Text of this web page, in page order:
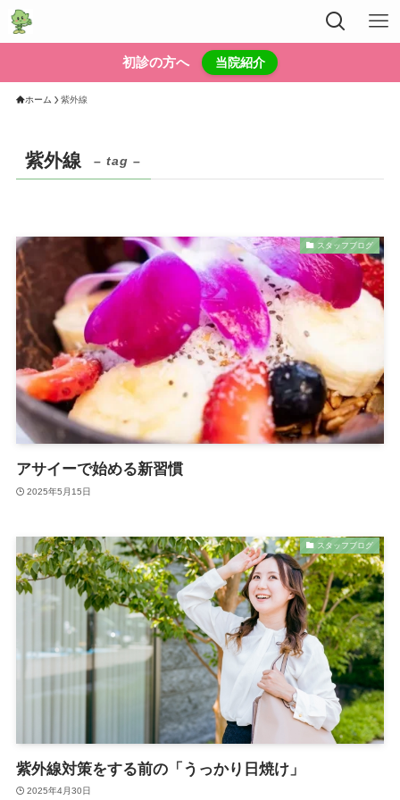
初診の方へ 当院紹介
ホーム 紫外線
紫外線 – tag –
スタッフブログ
アサイーで始める新習慣
2025年5月15日
スタッフブログ
紫外線対策をする前の「うっかり日焼け」
2025年4月30日